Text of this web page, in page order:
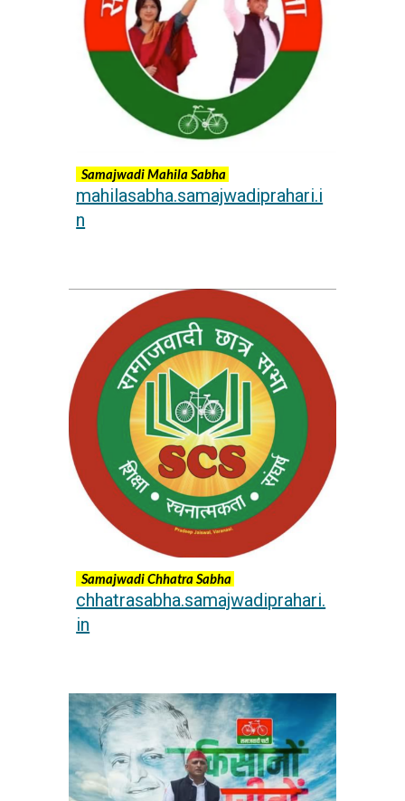
Samajwadi Mahila Sabha
mahilasabha.samajwadiprahari.i
n
Samajwadi Chhatra Sabha
chhatrasabha.samajwadiprahari.
in